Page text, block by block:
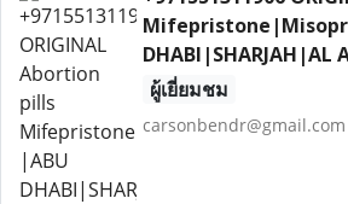
DHABI|SHARJAH|AL
ผู้เยี่ยมชม
carsonbendr@gmail.com